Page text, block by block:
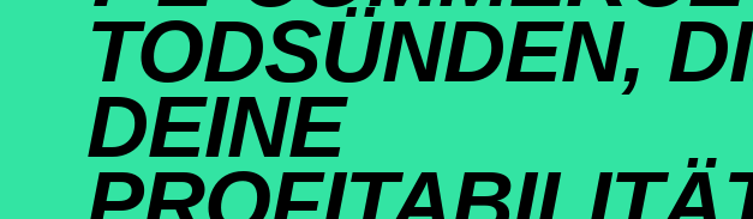
TODSÜNDEN,
DEINE